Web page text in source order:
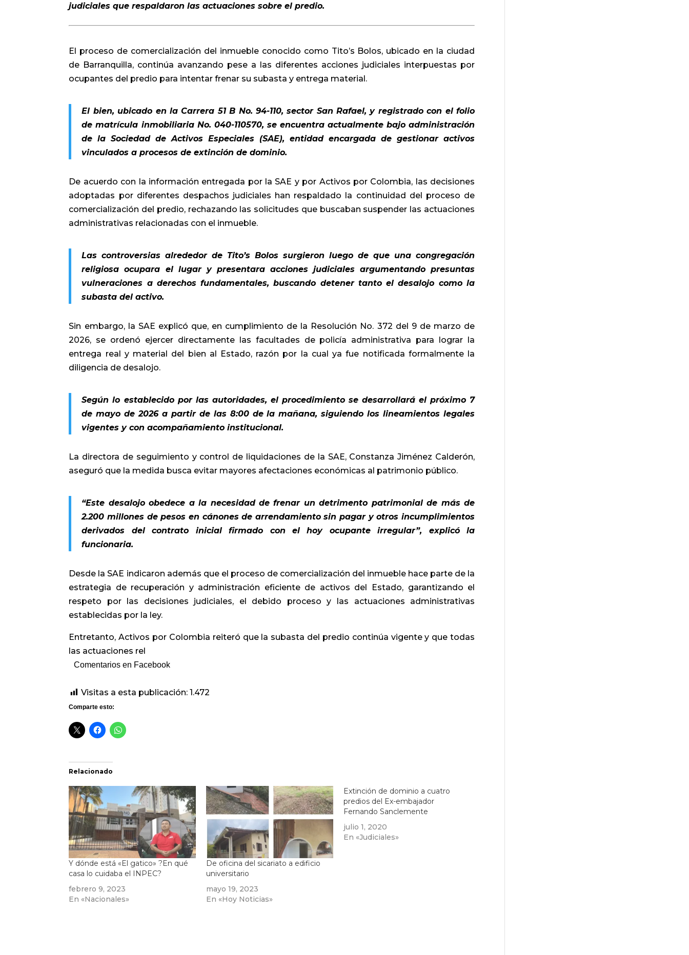
judiciales que respaldaron las actuaciones sobre el predio.
El proceso de comercialización del inmueble conocido como Tito’s Bolos, ubicado en la ciudad
de Barranquilla, continúa avanzando pese a las diferentes acciones judiciales interpuestas por
ocupantes del predio para intentar frenar su subasta y entrega material.
El bien, ubicado en la Carrera 51 B No. 94-110, sector San Rafael, y registrado con el folio
de matrícula inmobiliaria No. 040-110570, se encuentra actualmente bajo administración
de laSociedad de Activos Especiales (SAE), entidad encargada de gestionar activos
vinculados a procesos de extinción de dominio.
De acuerdo con la información entregada por la SAE y por Activos por Colombia, las decisiones
adoptadas por diferentes despachos judiciales han respaldado la continuidad del proceso de
comercialización del predio, rechazando las solicitudes que buscaban suspender las actuaciones
administrativas relacionadas con el inmueble.
Las controversias alrededor de Tito’s Bolos surgieron luego de que una congregación
religiosa ocupara el lugar y presentara acciones judiciales argumentando presuntas
vulneraciones a derechos fundamentales, buscando detener tanto el desalojo como la
subasta del activo.
Sin embargo, la SAE explicó que, en cumplimiento de la Resolución No. 372 del 9 de marzo de
2026, se ordenó ejercer directamente las facultades de policía administrativa para lograr la
entrega real y material del bien al Estado, razón por la cual ya fue notificada formalmente la
diligencia de desalojo.
Según lo establecido por las autoridades, el procedimiento se desarrollará el próximo 7
de mayo de 2026 a partir de las 8:00 de la mañana, siguiendo los lineamientos legales
vigentes y con acompañamiento institucional.
La directora de seguimiento y control de liquidaciones de la SAE, Constanza Jiménez Calderón,
aseguró que la medida busca evitar mayores afectaciones económicas al patrimonio público.
“Este desalojo obedece a la necesidad de frenar un detrimento patrimonial de más de
2.200 millones de pesos en cánones de arrendamiento sin pagar y otros incumplimientos
derivados del contrato inicial firmado con el hoy ocupante irregular”, explicó la
funcionaria.
Desde la SAE indicaron además que el proceso de comercialización del inmueble hace parte de la
estrategia de recuperación y administración eficiente de activos del Estado, garantizando el
respeto por las decisiones judiciales, el debido proceso y las actuaciones administrativas
establecidas por la ley.
Entretanto, Activos por Colombia reiteró que la subasta del predio continúa vigente y que todas
las actuaciones rel
Comentarios en Facebook
Visitas a esta publicación: 1.472
Comparte esto:
Relacionado
Y dónde está «El gatico» ?En qué
casa lo cuidaba el INPEC?
febrero 9, 2023
En «Nacionales»
De oficina del sicariato a edificio
universitario
mayo 19, 2023
En «Hoy Noticias»
Extinción de dominio a cuatro
predios del Ex-embajador
Fernando Sanclemente
julio 1, 2020
En «Judiciales»